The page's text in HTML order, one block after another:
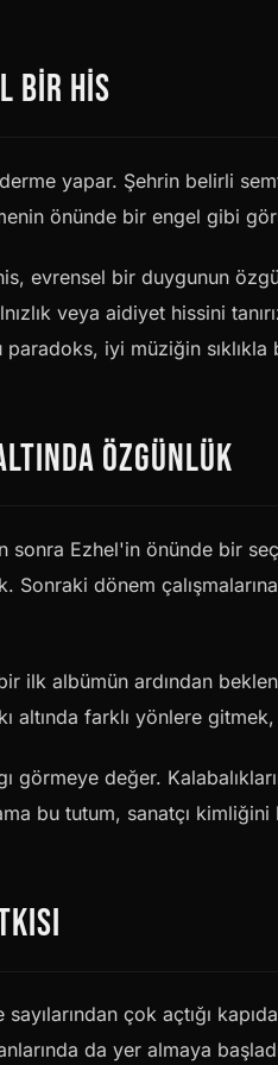
BIR HIS
yapar. Şehrin belirli
önünde bir engel gibi
evrensel bir duygunun
veya aidiyet hissini
iyi müziğin
ÖZGÜNLÜK
sonra Ezhel'in önünde bir
dönem çalışmalarına
ilk albümün ardından
altında farklı yönlere
görmeye değer.
bu tutum, sanatçı kimliğini
çok açtığı
da yer almaya